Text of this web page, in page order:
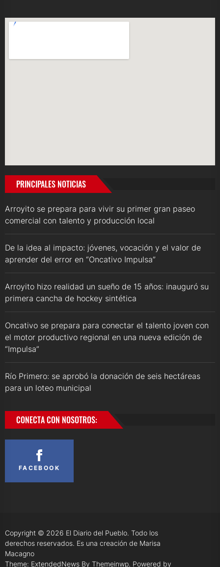
PRINCIPALES NOTICIAS
Arroyito se prepara para vivir su primer gran paseo
comercial con talento y producción local
De la idea al impacto: jóvenes, vocación y el valor de
aprender del error en “Oncativo Impulsa”
Arroyito hizo realidad un sueño de 15 años: inauguró su
primera cancha de hockey sintética
Oncativo se prepara para conectar el talento joven con
el motor productivo regional en una nueva edición de
“Impulsa”
Río Primero: se aprobó la donación de seis hectáreas
para un loteo municipal
CONECTA CON NOSOTROS:
FACEBOOK
Copyright © 2026 El Diario del Pueblo. Todo los
derechos reservados. Es una creación de Marisa
Macagno
Theme: ExtendedNews By Themeinwp. Powered by